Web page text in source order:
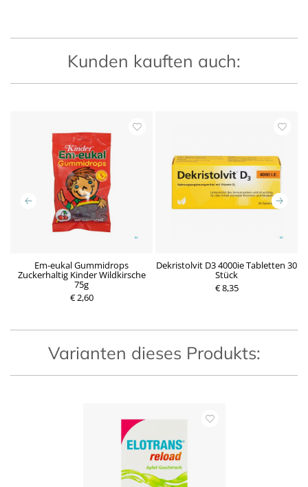
Kunden kauften auch:
Em-eukal Gummidrops
Zuckerhaltig Kinder Wildkirsche
75g
€ 2,60
Dekristolvit D3 4000ie Tabletten 30
Stück
€ 8,35
Varianten dieses Produkts: